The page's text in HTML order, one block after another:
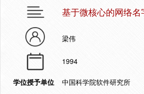
基于微核心的网络
梁伟
1994
学位授予单位
中国科学院软件研究所